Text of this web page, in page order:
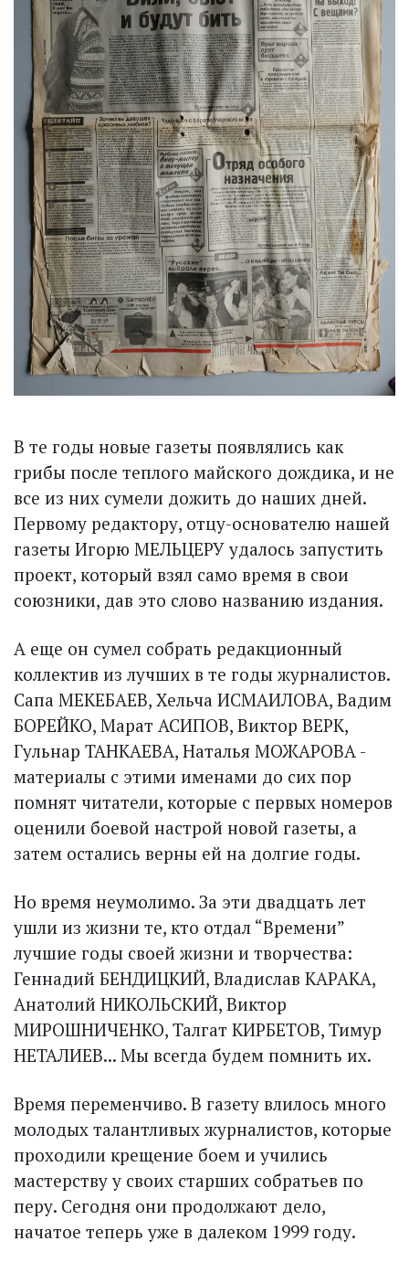
В те годы новые газеты появлялись как
грибы после теплого майского дождика, и не
все из них сумели дожить до наших дней.
Первому редактору, отцу-основателю нашей
газеты Игорю МЕЛЬЦЕРУ удалось запустить
проект, который взял само время в свои
союзники, дав это слово названию издания.
А еще он сумел собрать редакционный
коллектив из лучших в те годы журналистов.
Сапа МЕКЕБАЕВ, Хельча ИСМАИЛОВА, Вадим
БОРЕЙКО, Марат АСИПОВ, Виктор ВЕРК,
Гульнар ТАНКАЕВА, Наталья МОЖАРОВА -
материалы с этими именами до сих пор
помнят читатели, которые с первых номеров
оценили боевой настрой новой газеты, а
затем остались верны ей на долгие годы.
Но время неумолимо. За эти двадцать лет
ушли из жизни те, кто отдал “Времени”
лучшие годы своей жизни и творчества:
Геннадий БЕНДИЦКИЙ, Владислав КАРАКА,
Анатолий НИКОЛЬСКИЙ, Виктор
МИРОШНИЧЕНКО, Талгат КИРБЕТОВ, Тимур
НЕТАЛИЕВ... Мы всегда будем помнить их.
Время переменчиво. В газету влилось много
молодых талантливых журналистов, которые
проходили крещение боем и учились
мастерству у своих старших собратьев по
перу. Сегодня они продолжают дело,
начатое теперь уже в далеком 1999 году.